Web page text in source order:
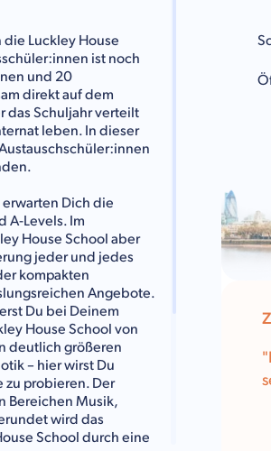
Luckley House
ist noch
und 20
direkt auf dem
das Schuljahr verteilt
leben. In dieser
Dich die
A-Levels. Im
House School aber
jeder und jedes
kompakten
Angebote.
Du bei Deinem
House School von
deutlich größeren
– hier wirst Du
zu probieren. Der
Bereichen Musik,
wird das
School durch eine
"